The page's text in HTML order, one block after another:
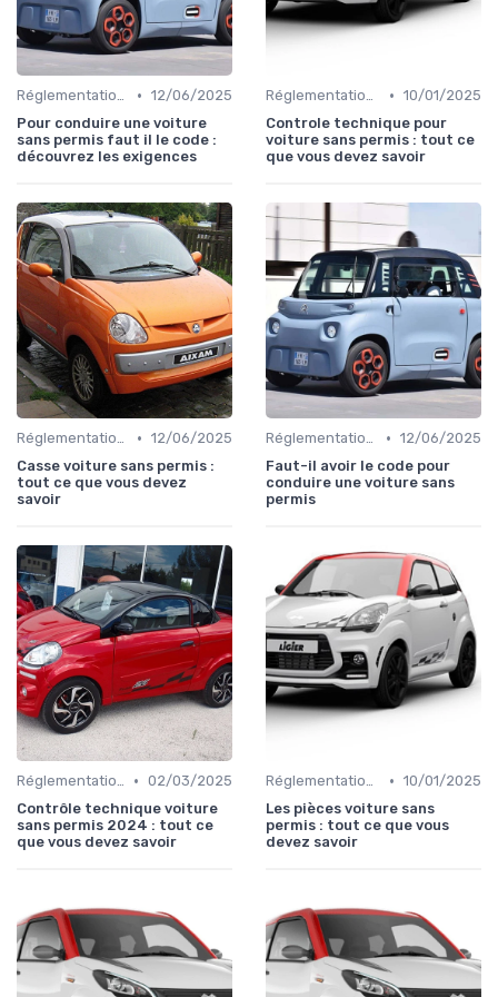
Réglementations sur les Véhicules sans Permis • 12/06/2025
Pour conduire une voiture
sans permis faut il le code :
découvrez les exigences
Réglementations sur les Véhicules sans Permis • 10/01/2025
Controle technique pour
voiture sans permis : tout ce
que vous devez savoir
Réglementations sur les Véhicules sans Permis • 12/06/2025
Casse voiture sans permis :
tout ce que vous devez
savoir
Réglementations sur les Véhicules sans Permis • 12/06/2025
Faut-il avoir le code pour
conduire une voiture sans
permis
Réglementations sur les Véhicules sans Permis • 02/03/2025
Contrôle technique voiture
sans permis 2024 : tout ce
que vous devez savoir
Réglementations sur les Véhicules sans Permis • 10/01/2025
Les pièces voiture sans
permis : tout ce que vous
devez savoir